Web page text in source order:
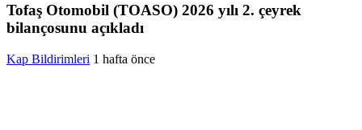
Tofaş Otomobil (TOASO) 2026 yılı 2. çeyrek
bilançosunu açıkladı
Kap Bildirimleri 1 hafta önce